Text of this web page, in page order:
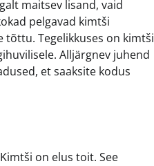
maitsev lisand, vaid
pelgavad kimtši
Tegelikkuses on kimtši
Alljärgnev juhend
et saaksite kodus
on elus toit. See